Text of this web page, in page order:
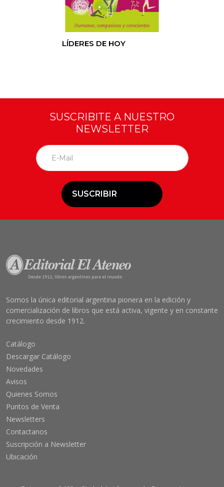
LÍDERES DE HOY
SUSCRIBITE A NUESTRO
NEWSLETTER
SUSCRIBIR
Somos la única editorial argentina pionera en la edición y
comercialización de libros que está activa, vigente y en constante
crecimiento desde 1912.
Catálogo
Descargar Catálogo
Novedades
Avisos
Quienes Somos
Puntos de Venta
Newsletters
Contactanos
Suscripción a Newsletter
Ubicación